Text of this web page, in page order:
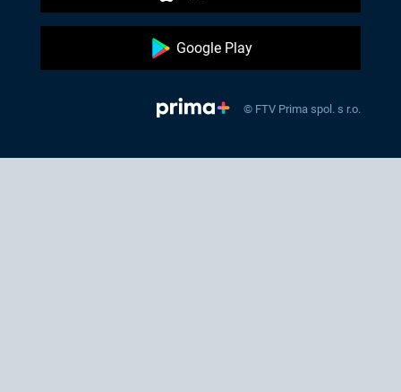
Google Play
© FTV Prima spol. s r.o.